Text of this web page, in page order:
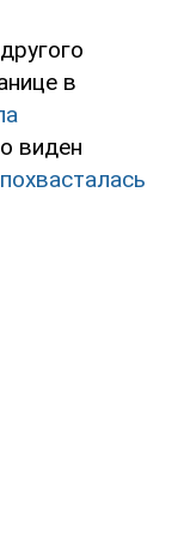
в
виден
похвасталась